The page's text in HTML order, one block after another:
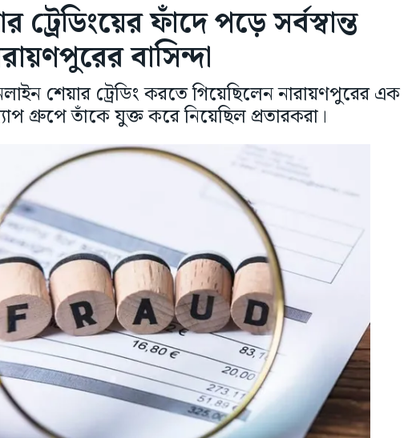
ফাঁদে পড়ে সর্বস্বান্ত
বাসিন্দা
শেয়ার ট্রেডিং করতে গিয়েছিলেন নারায়ণপুরের এক
গ্রুপে তাঁকে যুক্ত করে নিয়েছিল প্রতারকরা।